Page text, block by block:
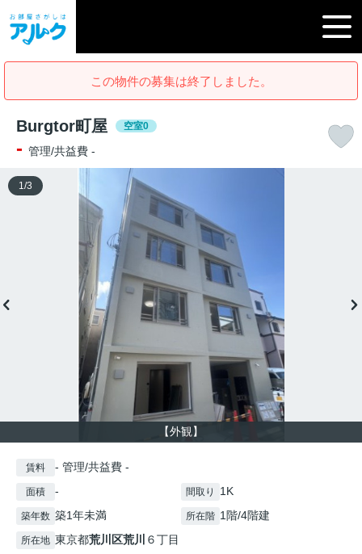
この物件の募集は終了しました。
Burgtor町屋 空室0
- 管理/共益費 -
【外観】
1 /3
賃料 - 管理/共益費 -
面積 - 間取り 1K
築年数 築1年未満 所在階 1階/4階建
所在地 東京都荒川区荒川 ６丁目